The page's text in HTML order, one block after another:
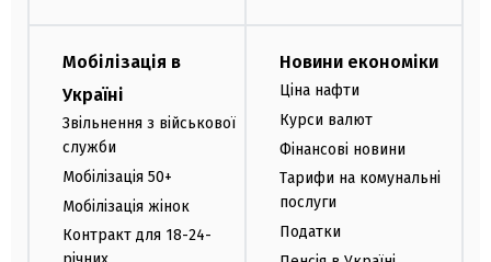
Мобілізація в
Україні
Звільнення з військової
служби
Мобілізація 50+
Мобілізація жінок
Контракт для 18-24-
Новини економіки
Ціна нафти
Курси валют
Фінансові новини
Тарифи на комунальні
послуги
Податки